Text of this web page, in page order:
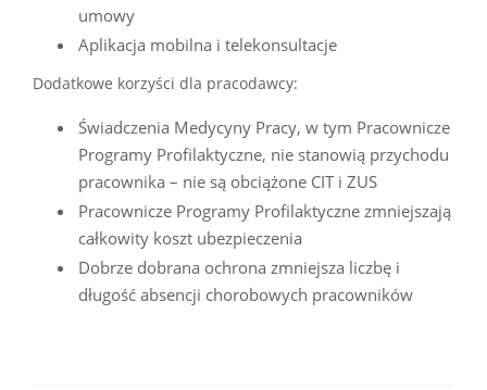
umowy
Aplikacja mobilna i telekonsultacje
Dodatkowe korzyści dla pracodawcy:
Świadczenia Medycyny Pracy, w tym Pracownicze
Programy Profilaktyczne, nie stanowią przychodu
pracownika – nie są obciążone CIT i ZUS
Pracownicze Programy Profilaktyczne zmniejszają
całkowity koszt ubezpieczenia
Dobrze dobrana ochrona zmniejsza liczbę i
długość absencji chorobowych pracowników